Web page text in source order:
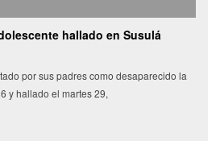
hallado en Susulá
por sus padres como desaparecido la
y hallado el martes 29,